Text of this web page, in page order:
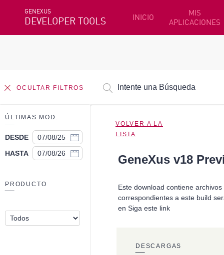
GENEXUS
DEVELOPER TOOLS INICIO
MIS
APLICACIONES